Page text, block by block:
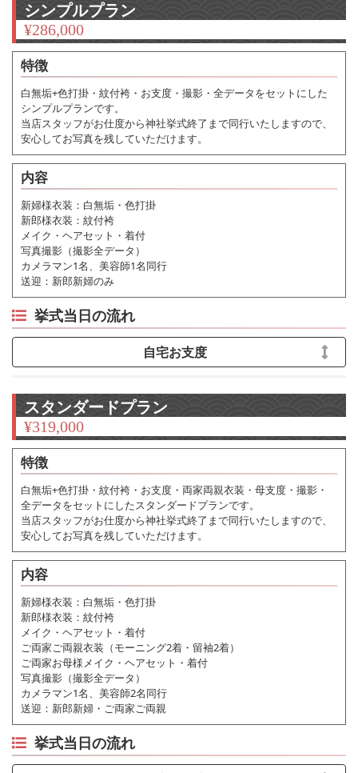
シンプルプラン
¥286,000
特徴
白無垢+色打掛・紋付袴・お支度・撮影・全データをセットにした
シンプルプランです。
当店スタッフがお仕度から神社挙式終了まで同行いたしますので、
安心してお写真を残していただけます。
内容
新婦様衣装：白無垢・色打掛
新郎様衣装：紋付袴
メイク・ヘアセット・着付
写真撮影（撮影全データ）
カメラマン1名、美容師1名同行
送迎：新郎新婦のみ
挙式当日の流れ
自宅お支度
スタンダードプラン
¥319,000
特徴
白無垢+色打掛・紋付袴・お支度・両家両親衣装・母支度・撮影・
全データをセットにしたスタンダードプランです。
当店スタッフがお仕度から神社挙式終了まで同行いたしますので、
安心してお写真を残していただけます。
内容
新婦様衣装：白無垢・色打掛
新郎様衣装：紋付袴
メイク・ヘアセット・着付
ご両家ご両親衣装（モーニング2着・留袖2着）
ご両家お母様メイク・ヘアセット・着付
写真撮影（撮影全データ）
カメラマン1名、美容師2名同行
送迎：新郎新婦・ご両家ご両親
挙式当日の流れ